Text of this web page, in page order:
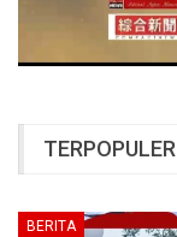
TERPOPULER
BERITA